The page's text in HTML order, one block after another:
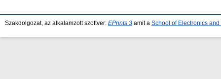
Szakdolgozat, az alkalamzott szoftver: EPrints 3 amit a School of Electronics